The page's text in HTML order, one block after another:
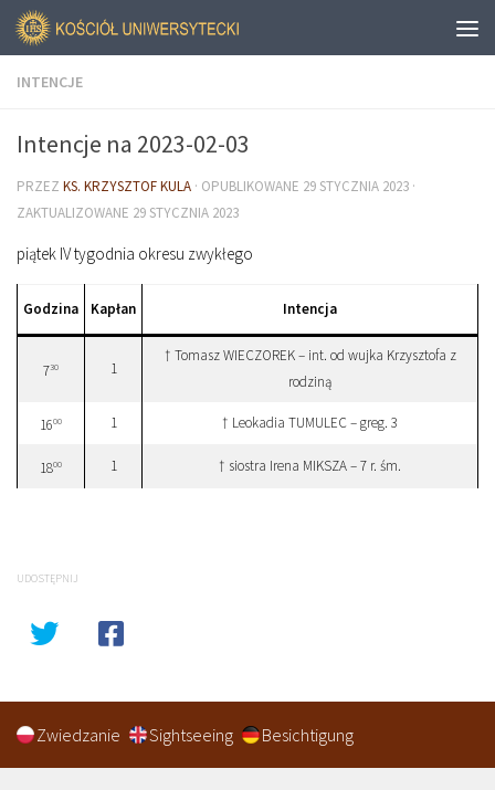
INTENCJE
Intencje na 2023-02-03
PRZEZ KS. KRZYSZTOF KULA · OPUBLIKOWANE 29 STYCZNIA 2023 ·
ZAKTUALIZOWANE 29 STYCZNIA 2023
piątek IV tygodnia okresu zwykłego
Godzina Kapłan Intencja
730 1
† Tomasz WIECZOREK – int. od wujka Krzysztofa z
rodziną
1600 1 † Leokadia TUMULEC – greg. 3
1800 1 † siostra Irena MIKSZA – 7 r. śm.
UDOSTĘPNIJ
Zwiedzanie Sightseeing Besichtigung